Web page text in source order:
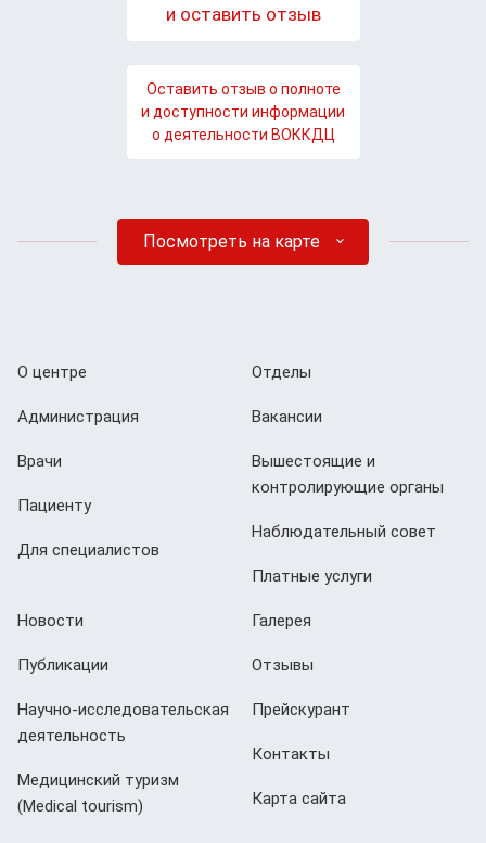
и оставить отзыв
Оставить отзыв о полноте
и доступности информации
о деятельности ВОККДЦ
Посмотреть на карте
О центре
Администрация
Врачи
Пациенту
Для специалистов
Отделы
Вакансии
Вышестоящие и
контролирующие органы
Наблюдательный совет
Платные услуги
Новости
Публикации
Научно-исследовательская
деятельность
Медицинский туризм
(Мedical tourism)
Галерея
Отзывы
Прейскурант
Контакты
Карта сайта